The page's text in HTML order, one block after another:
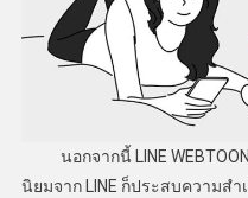
นอกจากนี้ LINE
นิยมจาก LINE ก็ประสบความส